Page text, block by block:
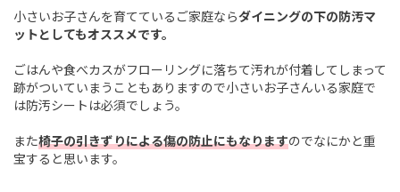
小さいお子さんを育てているご家庭ならダイニングの下の防汚マ
ットとしてもオススメです。
ごはんや食べカスがフローリングに落ちて汚れが付着してしまって
跡がついていまうこともありますので小さいお子さんいる家庭で
は防汚シートは必須でしょう。
また椅子の引きずりによる傷の防止にもなりますのでなにかと重
宝すると思います。